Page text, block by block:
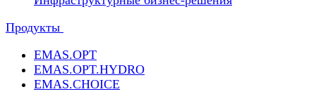
Продукты
EMAS.OPT
EMAS.OPT.HYDRO
EMAS.CHOICE